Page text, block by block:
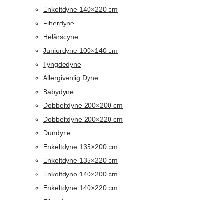
Enkeltdyne 140×220 cm
Fiberdyne
Helårsdyne
Juniordyne 100×140 cm
Tyngdedyne
Allergivenlig Dyne
Babydyne
Dobbeltdyne 200×200 cm
Dobbeltdyne 200×220 cm
Dundyne
Enkeltdyne 135×200 cm
Enkeltdyne 135×220 cm
Enkeltdyne 140×200 cm
Enkeltdyne 140×220 cm